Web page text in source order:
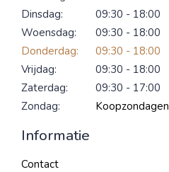
Dinsdag:
09:30 - 18:00
Woensdag:
09:30 - 18:00
Donderdag:
09:30 - 18:00
Vrijdag:
09:30 - 18:00
Zaterdag:
09:30 - 17:00
Zondag:
Koopzondagen
Informatie
Contact